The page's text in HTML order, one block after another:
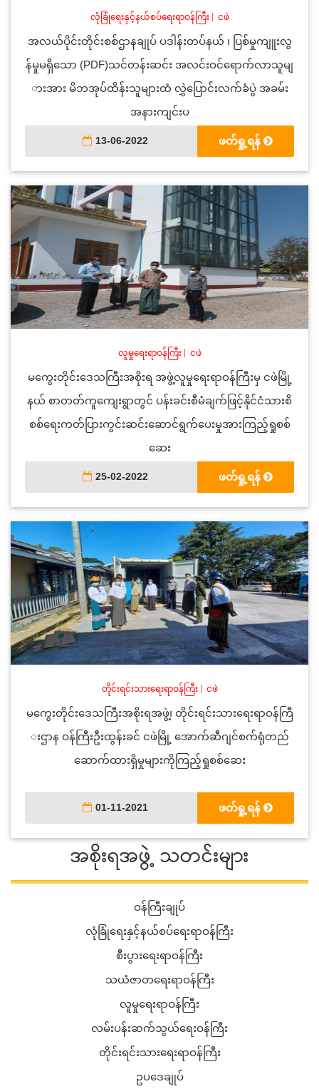
လုံခြုံရေးနှင့်နယ်စပ်ရေးရာဝန်ကြီး| ငဖဲ
အလယ်ပိုင်းတိုင်းစစ်ဌာနချုပ် ပဒါန်းတပ်နယ် ၊ ပြစ်မှုကျူးလွ
န်မှုမရှိသော (PDF)သင်တန်းဆင်း အလင်းဝင်ရောက်လာသူမျ
ားအား မိဘအုပ်ထိန်းသူများထံ လွှဲပြောင်းလက်ခံပွဲ အခမ်း
အနားကျင်းပ
13-06-2022 ဖတ်ရှု့ရန်
လူမှုရေးရာဝန်ကြီး| ငဖဲ
မကွေးတိုင်းဒေသကြီးအစိုးရ အဖွဲ့လူမှုရေးရာဝန်ကြီးမှ ငဖဲမြို့
နယ် စာတတ်ကူကျေးရွာတွင် ပန်းခင်းစီမံချက်ဖြင့်နိုင်ငံသားစိ
စစ်ရေးကတ်ပြားကွင်းဆင်းဆောင်ရွက်ပေးမှုအားကြည့်ရှုစစ်
ဆေး
25-02-2022 ဖတ်ရှု့ရန်
တိုင်းရင်းသားရေးရာဝန်ကြီး| ငဖဲ
မကွေးတိုင်းဒေသကြီးအစိုးရအဖွဲ့၊ တိုင်းရင်းသားရေးရာဝန်ကြီ
းဌာန ဝန်ကြီးဦးထွန်းခင် ငဖဲမြို့ အောက်ဆီဂျင်စက်ရုံတည်
ဆောက်ထားရှိမှုများကိုကြည့်ရှုစစ်ဆေး
01-11-2021 ဖတ်ရှု့ရန်
အစိုးရအဖွဲ့ သတင်းများ
ဝန်ကြီးချုပ်
လုံခြုံရေးနှင့်နယ်စပ်ရေးရာဝန်ကြီး
စီးပွားရေးရာဝန်ကြီး
သယံဇာတရေးရာဝန်ကြီး
လူမှုရေးရာဝန်ကြီး
လမ်းပန်းဆက်သွယ်ရေးဝန်ကြီး
တိုင်းရင်းသားရေးရာဝန်ကြီး
ဥပဒေချုပ်